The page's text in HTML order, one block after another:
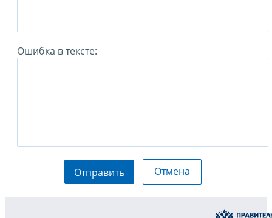
Ошибка в тексте:
Отправить Отмена